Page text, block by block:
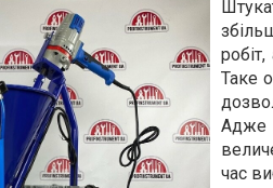
Таке
час